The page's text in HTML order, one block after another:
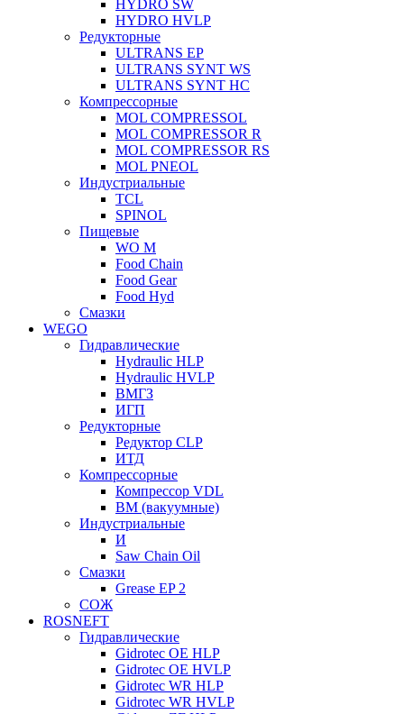
HYDRO SW
HYDRO HVLP
Редукторные
ULTRANS EP
ULTRANS SYNT WS
ULTRANS SYNT HC
Компрессорные
MOL COMPRESSOL
MOL COMPRESSOR R
MOL COMPRESSOR RS
MOL PNEOL
Индустриальные
TCL
SPINOL
Пищевые
WO M
Food Chain
Food Gear
Food Hyd
Смазки
WEGO
Гидравлические
Hydraulic HLP
Hydraulic HVLP
ВМГЗ
ИГП
Редукторные
Редуктор CLP
ИТД
Компрессорные
Компрессор VDL
ВМ (вакуумные)
Индустриальные
И
Saw Chain Oil
Смазки
Grease EP 2
СОЖ
ROSNEFT
Гидравлические
Gidrotec OE HLP
Gidrotec OE HVLP
Gidrotec WR HLP
Gidrotec WR HVLP